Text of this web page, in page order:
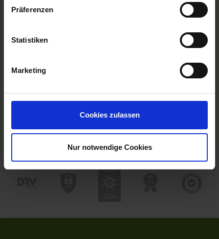
Präferenzen
Statistiken
Marketing
Cookies zulassen
Nur notwendige Cookies
MS Alina
MS Anesha
MS Elegant Lady
TOP Themen
Flussreisen mit An- und Abreise
Deutschsprachiger Gästeservice
Last Minute Flusskreuzfahrten
Kreuzfahrthäfen